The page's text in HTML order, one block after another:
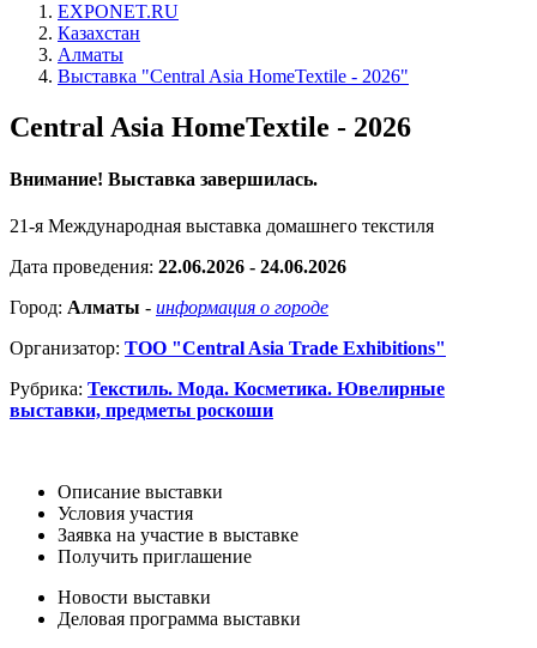
EXPONET.RU
Казахстан
Алматы
Выставка "Central Asia HomeTextile - 2026"
Central Asia HomeTextile - 2026
Внимание! Выставка завершилась.
21-я Международная выставка домашнего текстиля
Дата проведения: 22.06.2026 - 24.06.2026
Город: Алматы - информация о городе
Организатор: ТОО "Central Asia Trade Exhibitions"
Рубрика: Текстиль. Мода. Косметика. Ювелирные
выставки, предметы роскоши
Описание выставки
Условия участия
Заявка на участие в выставке
Получить приглашение
Новости выставки
Деловая программа выставки